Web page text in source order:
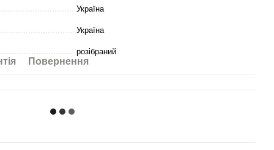
Україна
Україна
розібраний
Повернення